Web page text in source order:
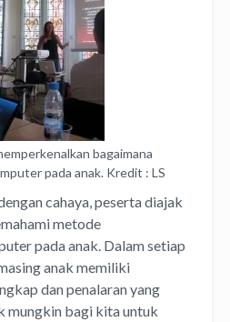
bagaimana
pada anak. Kredit : LS
cahaya, peserta diajak
metode
pada anak. Dalam setiap
anak memiliki
dan penalaran yang
mungkin bagi kita untuk